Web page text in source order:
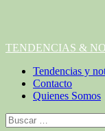
Menú
TENDENCIAS &
Tendencias y
Contacto
Quienes Somos
Buscar: